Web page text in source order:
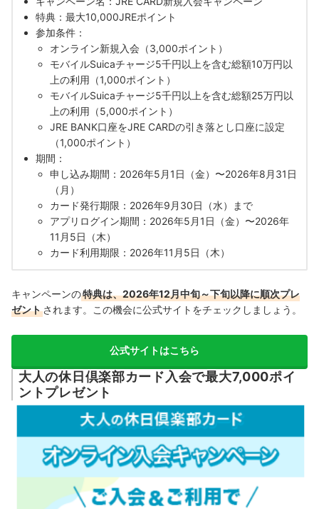
特典：最大10,000JREポイント
参加条件：
オンライン新規入会（3,000ポイント）
モバイルSuicaチャージ5千円以上を含む総額10万円以
上の利用（1,000ポイント）
モバイルSuicaチャージ5千円以上を含む総額25万円以
上の利用（5,000ポイント）
JRE BANK口座をJRE CARDの引き落とし口座に設定
（1,000ポイント）
期間：
申し込み期間：2026年5月1日（金）〜2026年8月31日
（月）
カード発行期限：2026年9月30日（水）まで
アプリログイン期間：2026年5月1日（金）〜2026年
11月5日（木）
カード利用期限：2026年11月5日（木）
キャンペーンの特典は、2026年12月中旬～下旬以降に順次プレ
ゼントされます。この機会に公式サイトをチェックしましょう。
公式サイトはこちら
大人の休日倶楽部カード入会で最大7,000ポイ
ントプレゼント